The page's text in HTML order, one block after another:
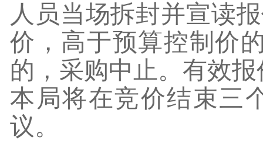
人员当场拆封并宣读
价，高于预算控制价
的，采购中止。有效
本局将在竞价结束三
议。